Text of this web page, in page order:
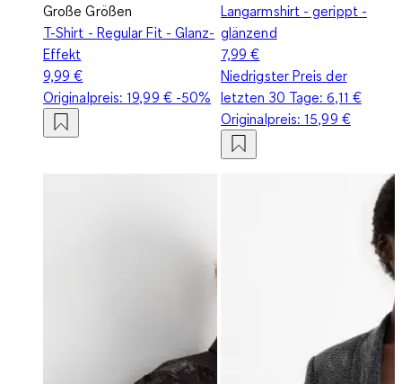
Große Größen
T-Shirt - Regular Fit - Glanz-
Effekt
9,99 €
Originalpreis:19,99 €-50%
Langarmshirt - gerippt -
glänzend
7,99 €
Niedrigster Preis der
letzten 30 Tage:6,11 €
Originalpreis:15,99 €